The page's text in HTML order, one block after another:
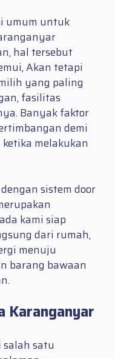
umum untuk
hal tersebut
Akan tetapi
yang paling
fasilitas
Banyak faktor
demi
melakukan
sistem door
kami siap
dari rumah,
menuju
barang bawaan
Karanganyar
satu